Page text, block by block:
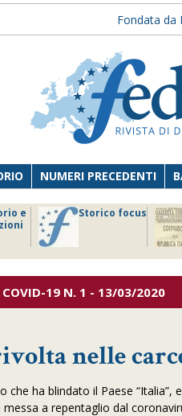
Fondata da
NUMERI PRECEDENTI
e
Storico focus
COVID-19 N. 1 - 13/03/2020
nelle
ha blindato il Paese
a repentaglio dal